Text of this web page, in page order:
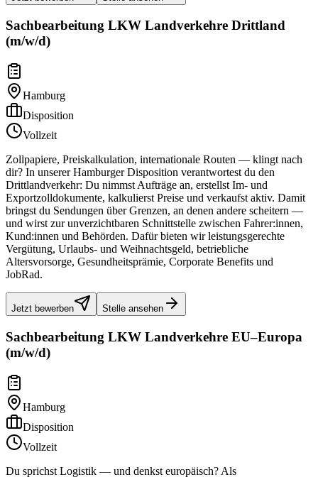
Sachbearbeitung LKW Landverkehre Drittland
(m/w/d)
Hamburg
Disposition
Vollzeit
Zollpapiere, Preiskalkulation, internationale Routen — klingt nach
dir? In unserer Hamburger Disposition verantwortest du den
Drittlandverkehr: Du nimmst Aufträge an, erstellst Im- und
Exportzolldokumente, kalkulierst Preise und verkaufst aktiv. Damit
bringst du Sendungen über Grenzen, an denen andere scheitern —
und wirst zur unverzichtbaren Schnittstelle zwischen Fahrer:innen,
Kund:innen und Behörden. Dafür bieten wir leistungsgerechte
Vergütung, Urlaubs- und Weihnachtsgeld, betriebliche
Altersvorsorge, Gesundheitsprämie, Corporate Benefits und
JobRad.
Jetzt bewerben Stelle ansehen
Sachbearbeitung LKW Landverkehre EU–Europa
(m/w/d)
Hamburg
Disposition
Vollzeit
Du sprichst Logistik — und denkst europäisch? Als